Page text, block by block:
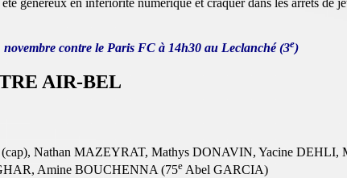
contre le Paris FC à 14h30 au Leclanché (3e)
AIR-BEL
Nathan MAZEYRAT, Mathys DONAVIN, Yacine
Amine BOUCHENNA (75e Abel GARCIA)